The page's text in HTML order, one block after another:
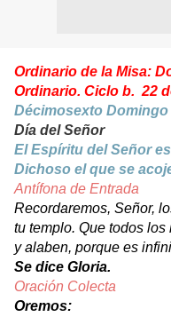
Ordinario de la Misa:
Ordinario. Ciclo b. 22
Décimosexto
Día del Señor
El Espíritu del Señor
Dichoso el que se
Antífona de Entrada
Recordaremos, Señor,
tu templo. Que todos
y alaben, porque es
Se dice Gloria.
Oración Colecta
Oremos: